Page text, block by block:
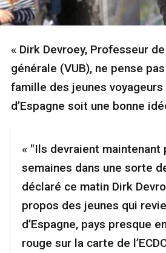
« Dirk Devroey, Professeur
générale (VUB), ne pense
famille des jeunes
d’Espagne soit une bonne
« "Ils devraient maintenant
semaines dans une sorte
déclaré ce matin Dirk
propos des jeunes qui
d’Espagne, pays presque
rouge sur la carte de